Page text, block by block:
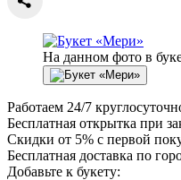
На данном фото в
Работаем 24/7
Бесплатная открытка при
Скидки от 5% с первой
Бесплатная доставка по
Добавьте к букету: